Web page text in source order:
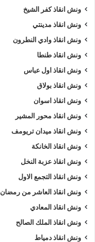
ونش انقاذ كفر الشيخ
ونش انقاذ مدينتي
ونش انقاذ وادي النطرون
ونش انقاذ طنطا
ونش انقاذ اول عباس
ونش انقاذ بولاق
ونش انقاذ اسوان
ونش انقاذ محور المشير
ونش انقاذ ميدان تريومف
ونش انقاذ الخانكة
ونش انقاذ عزبة النخل
ونش انقاذ التجمع الاول
ونش انقاذ العاشر من رمضان
ونش انقاذ المعادي
ونش انقاذ الملك الصالح
ونش انقاذ دمياط